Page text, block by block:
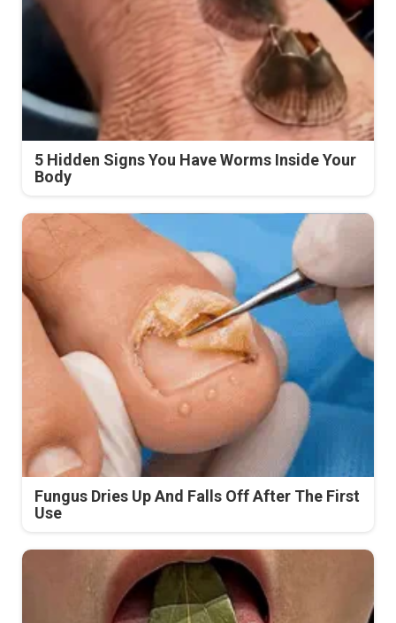
5 Hidden Signs You Have Worms Inside Your
Body
Fungus Dries Up And Falls Off After The First
Use